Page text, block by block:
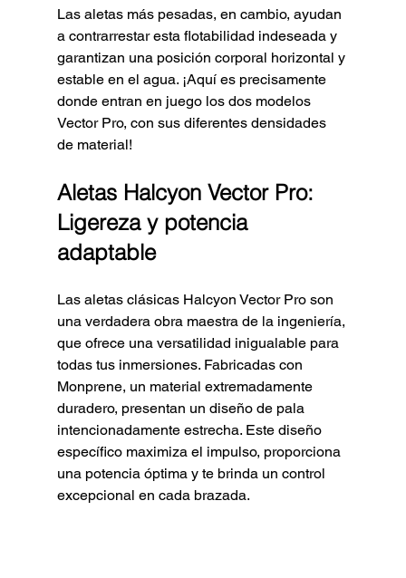
Las aletas más pesadas, en cambio, ayudan
a contrarrestar esta flotabilidad indeseada y
garantizan una posición corporal horizontal y
estable en el agua. ¡Aquí es precisamente
donde entran en juego los dos modelos
Vector Pro, con sus diferentes densidades
de material!
Aletas Halcyon Vector Pro:
Ligereza y potencia
adaptable
Las aletas clásicas Halcyon Vector Pro son
una verdadera obra maestra de la ingeniería,
que ofrece una versatilidad inigualable para
todas tus inmersiones. Fabricadas con
Monprene, un material extremadamente
duradero, presentan un diseño de pala
intencionadamente estrecha. Este diseño
específico maximiza el impulso, proporciona
una potencia óptima y te brinda un control
excepcional en cada brazada.